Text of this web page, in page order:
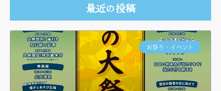
最近の投稿
お祭り・イベント